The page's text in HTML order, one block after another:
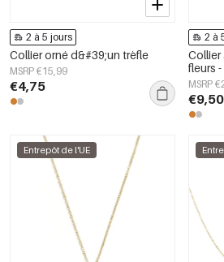
2 à 5 jours
Collier orné d&#39;un trèfle
MSRP €15,99
€4,75
2 à
Collier
fleurs
MSRP
€9,50
Entrepôt de l'UE